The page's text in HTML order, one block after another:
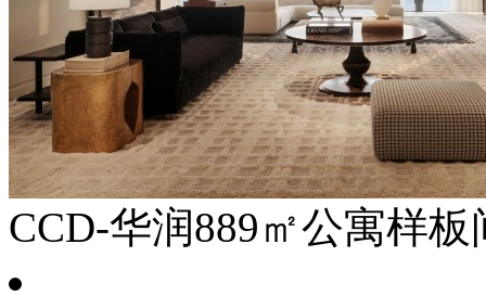
CCD-华润889㎡公寓样板